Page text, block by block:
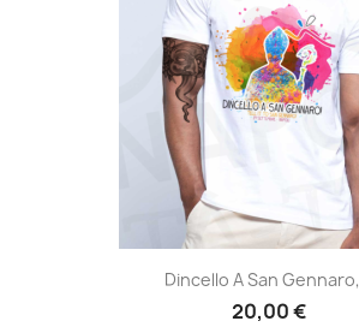
Dincello A San
20,00 €